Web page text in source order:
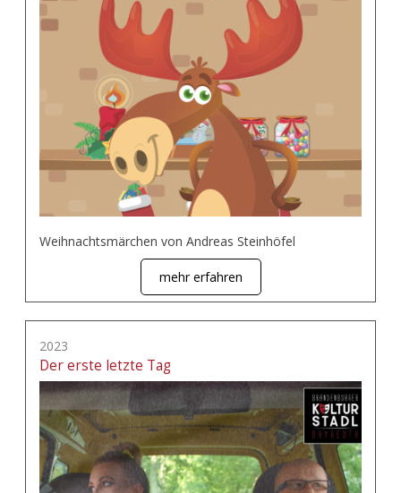
Weihnachtsmärchen von Andreas Steinhöfel
mehr erfahren
2023
Der erste letzte Tag